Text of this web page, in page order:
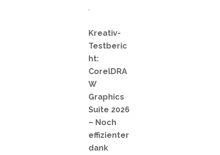
.
Kreativ-
Testberic
ht:
CorelDRA
W
Graphics
Suite 2026
– Noch
effizienter
dank